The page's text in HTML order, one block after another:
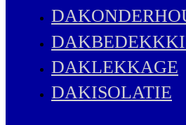
DAKLEKKAGE
DAKISOLATIE